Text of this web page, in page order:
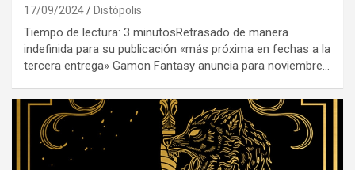
17/09/2024 Distópolis
Tiempo de lectura: 3 minutosRetrasado de manera
indefinida para su publicación «más próxima en fechas a la
tercera entrega» Gamon Fantasy anuncia para noviembre…